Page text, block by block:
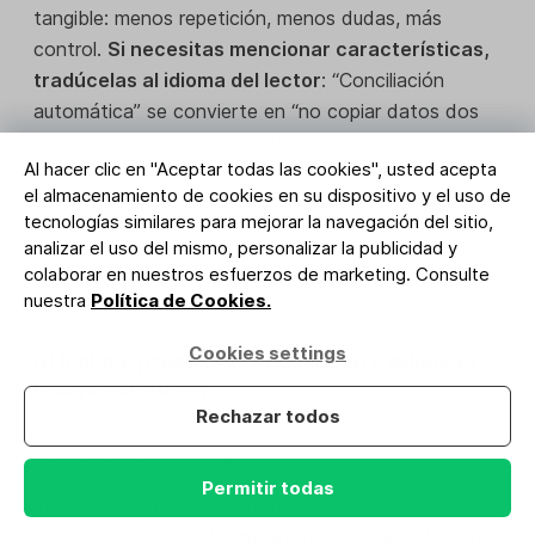
Al hacer clic en "Aceptar todas las cookies", usted acepta
el almacenamiento de cookies en su dispositivo y el uso de
tecnologías similares para mejorar la navegación del sitio,
analizar el uso del mismo, personalizar la publicidad y
colaborar en nuestros esfuerzos de marketing. Consulte
nuestra Política de Cookies.
Cookies settings
Rechazar todos
Permitir todas
tangible: menos repetición, menos dudas, más
control. Si necesitas mencionar características,
tradúcelas al idioma del lector: “Conciliación
automática” se convierte en “no copiar datos dos
error duela”.
El cuerpo del texto funciona cuando el lectorse ve
en la historia y entiende que el resultado está a su
alcance.
6) Incluye pruebas y credibilidad (reduce el
riesgo percibido)
Vender es reducir riesgo.